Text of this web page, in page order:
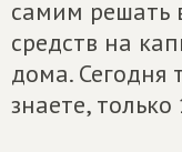
самим решать
средств на
дома. Сегодня
знаете, только